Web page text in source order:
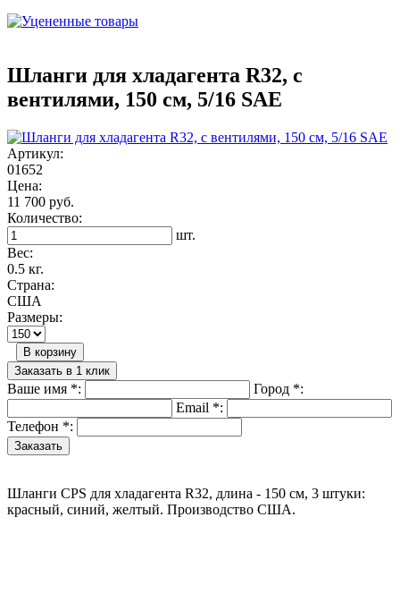
Шланги для хладагента R32, с
вентилями, 150 см, 5/16 SAE
Артикул:
01652
Цена:
11 700 руб.
Количество:
шт.
Вес:
0.5 кг.
Страна:
США
Размеры:
В корзину
Заказать в 1 клик
Ваше имя *: Город *:
Email *:
Телефон *:
Шланги CPS для хладагента R32, длина - 150 см, 3 штуки:
красный, синий, желтый. Производство США.